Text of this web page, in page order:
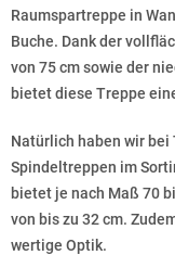
Raumspartreppe in
Buche. Dank der
von 75 cm sowie der
bietet diese Treppe
Natürlich haben wir bei
Spindeltreppen im
bietet je nach Maß 70
von bis zu 32 cm.
wertige Optik.